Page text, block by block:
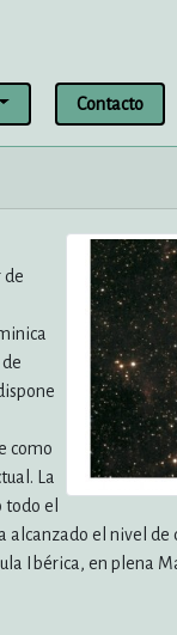
Contacto
de
como
La
el
alcanzado el nivel
Ibérica, en plena